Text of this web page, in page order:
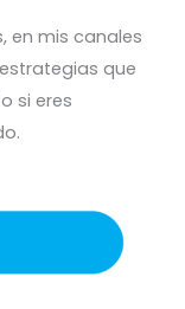
en mis canales
que
si eres